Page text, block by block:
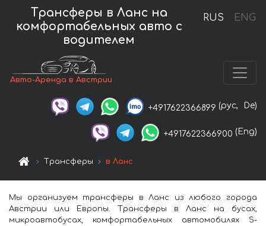
RUS ENG
Трансферы в Ланс на
комфортабельных авто с
водителем
Авто-Аренда в Австрии
+4917622366899 (рус, De)
+4917622366900 (Eng)
Трансферы в Ланс
Мы организуем трансферы в Ланс из любого города
Австрии или Европы. Трансферы в Ланс на бусах,
микроавтобусах, комфортабельных автомобилях S-